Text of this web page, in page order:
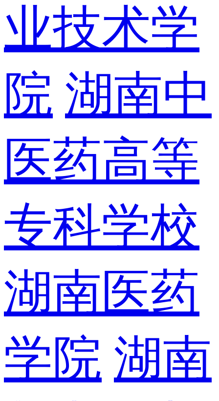
业技术学
院 湖南中
医药高等
专科学校
湖南医药
学院 湖南